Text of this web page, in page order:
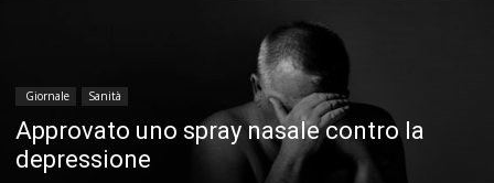
Giornale Sanità
Approvato uno spray nasale contro la
depressione